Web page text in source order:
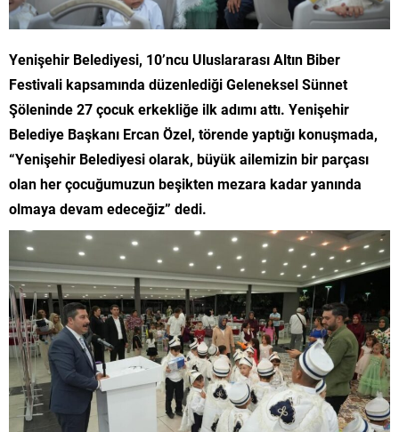
Yenişehir Belediyesi, 10’ncu Uluslararası Altın Biber
Festivali kapsamında düzenlediği Geleneksel Sünnet
Şöleninde 27 çocuk erkekliğe ilk adımı attı. Yenişehir
Belediye Başkanı Ercan Özel, törende yaptığı konuşmada,
“Yenişehir Belediyesi olarak, büyük ailemizin bir parçası
olan her çocuğumuzun beşikten mezara kadar yanında
olmaya devam edeceğiz” dedi.